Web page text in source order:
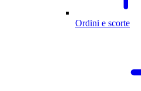
Ordini e scorte